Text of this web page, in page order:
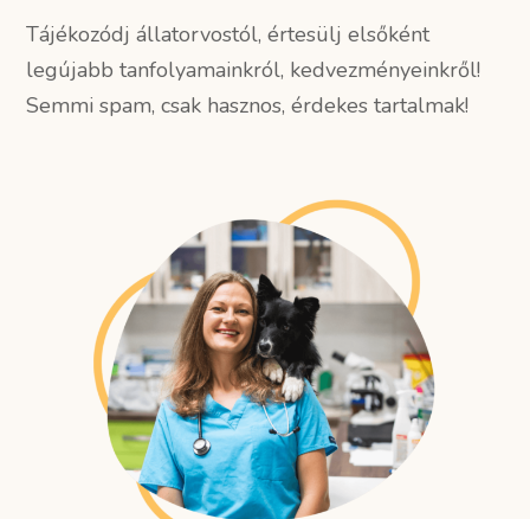
Tájékozódj állatorvostól, értesülj elsőként
legújabb tanfolyamainkról, kedvezményeinkről!
Semmi spam, csak hasznos, érdekes tartalmak!